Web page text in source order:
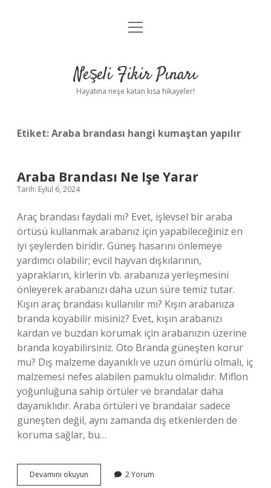
Anasayfa
Yasal Uyarı
menüyü
Neşeli Fikir Pınarı
Hayatına neşe katan kısa hikayeler!
Etiket:Araba brandası hangi kumaştan yapılır
Araba Brandası Ne Işe Yarar
Tarih: Eylül 6, 2024
Araç brandası faydalı mı? Evet, işlevsel bir araba
örtüsü kullanmak arabanız için yapabileceğiniz en
iyi şeylerden biridir. Güneş hasarını önlemeye
yardımcı olabilir; evcil hayvan dışkılarının,
yaprakların, kirlerin vb. arabanıza yerleşmesini
önleyerek arabanızı daha uzun süre temiz tutar.
Kışın araç brandası kullanılır mı? Kışın arabanıza
branda koyabilir misiniz? Evet, kışın arabanızı
kardan ve buzdan korumak için arabanızın üzerine
branda koyabilirsiniz. Oto Branda güneşten korur
mu? Dış malzeme dayanıklı ve uzun ömürlü olmalı, iç
malzemesi nefes alabilen pamuklu olmalıdır. Miflon
yoğunluğuna sahip örtüler ve brandalar daha
dayanıklıdır. Araba örtüleri ve brandalar sadece
güneşten değil, aynı zamanda dış etkenlerden de
koruma sağlar, bu…
Devamını okuyun
Brandası
2 Yorum